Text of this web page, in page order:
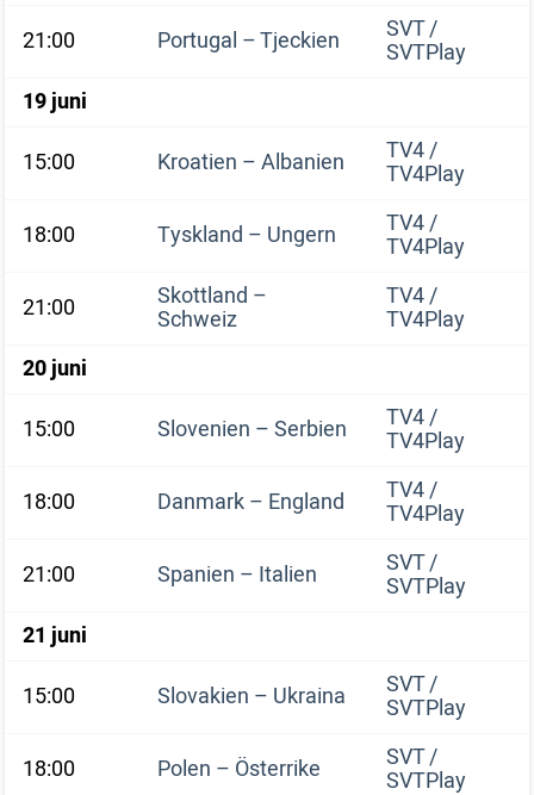
21:00
Portugal – Tjeckien SVT /
SVTPlay
19 juni
15:00
Kroatien – Albanien TV4 /
TV4Play
18:00
Tyskland – Ungern TV4 /
TV4Play
21:00
Skottland –
Schweiz
TV4 /
TV4Play
20 juni
15:00
Slovenien – Serbien TV4 /
TV4Play
18:00
Danmark – England TV4 /
TV4Play
21:00
Spanien – Italien SVT /
SVTPlay
21 juni
15:00
Slovakien – Ukraina SVT /
SVTPlay
18:00
Polen – Österrike SVT /
SVTPlay